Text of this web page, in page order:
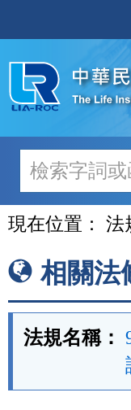
至
主
內
容
現在位置： 法
相關法
法規名稱：